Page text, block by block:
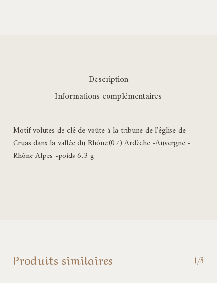
Description
Informations complémentaires
Motif volutes de clé de voûte à la tribune de l’église de
Cruas dans la vallée du Rhône.(07) Ardèche -Auvergne -
Rhône Alpes -poids 6.3 g
Produits similaires 1/8